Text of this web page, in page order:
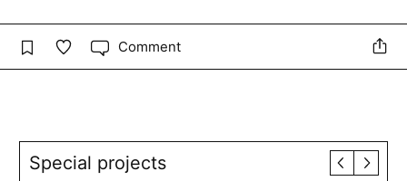
Comment
Special projects